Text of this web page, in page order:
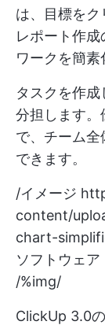
は、目標をク
レポート作
ワークを簡素
タスクを作
分担します。
で、チーム
できます。
/イメージ
content/
chart-
ソフトウェ
/%img/
ClickUp 3.0